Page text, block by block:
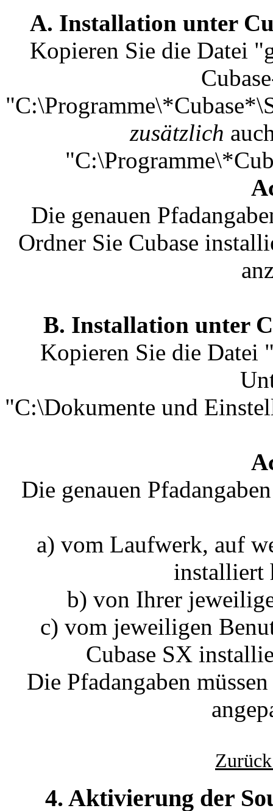
A. Installation unter
Kopieren Sie die Datei
zusätzlich
Die genauen
Ordner Sie Cubase
B. Installation unter
Kopieren Sie die Datei
"C:\Dokumente und
Die genauen
a) vom Laufwerk, auf
installiert
b) von Ihrer
c) vom jeweiligen
Cubase SX
Die Pfadangaben
4. Aktivierung der